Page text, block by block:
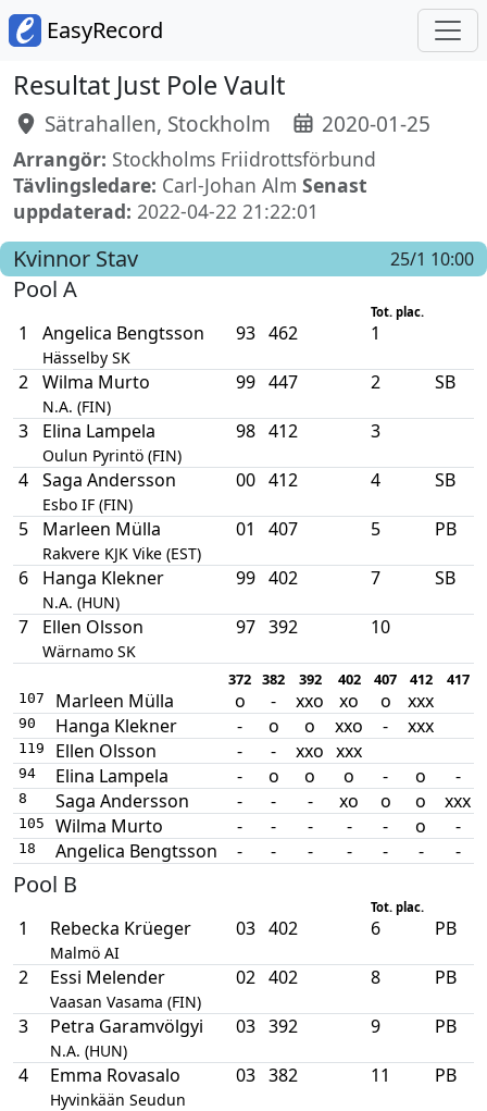
EasyRecord
Resultat Just Pole Vault
Sätrahallen, Stockholm 2020-01-25
Arrangör: Stockholms Friidrottsförbund
Tävlingsledare: Carl-Johan Alm Senast
uppdaterad: 2022-04-22 21:22:01
Kvinnor Stav 25/1 10:00
Pool A
Tot. plac.
1 Angelica Bengtsson
Hässelby SK
93 462 1
2 Wilma Murto
N.A. (FIN)
99 447 2 SB
3 Elina Lampela
Oulun Pyrintö (FIN)
98 412 3
4 Saga Andersson
Esbo IF (FIN)
00 412 4 SB
5 Marleen Mülla
Rakvere KJK Vike (EST)
01 407 5 PB
6 Hanga Klekner
N.A. (HUN)
99 402 7 SB
7 Ellen Olsson
Wärnamo SK
97 392 10
372 382 392 402 407 412 417
107 Marleen Mülla o - xxo xo o xxx
90 Hanga Klekner - o o xxo - xxx
119 Ellen Olsson - - xxo xxx
94 Elina Lampela - o o o - o -
8 Saga Andersson - - - xo o o xxx
105 Wilma Murto - - - - - o -
18 Angelica Bengtsson - - - - - - -
Pool B
Tot. plac.
1 Rebecka Krüeger
Malmö AI
03 402 6 PB
2 Essi Melender
Vaasan Vasama (FIN)
02 402 8 PB
3 Petra Garamvölgyi
N.A. (HUN)
03 392 9 PB
4 Emma Rovasalo
Hyvinkään Seudun
03 382 11 PB